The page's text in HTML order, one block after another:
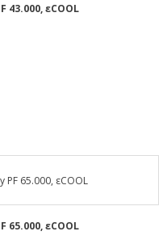
εCOOL
εCOOL